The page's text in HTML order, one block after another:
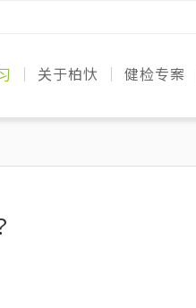
导
享
栏
关于柏忕
澄清柏忕的诞生
专业医疗团队
专业医疗设备
环境与服务
案例分享
常见问题
联络我们
健检专案
专案比